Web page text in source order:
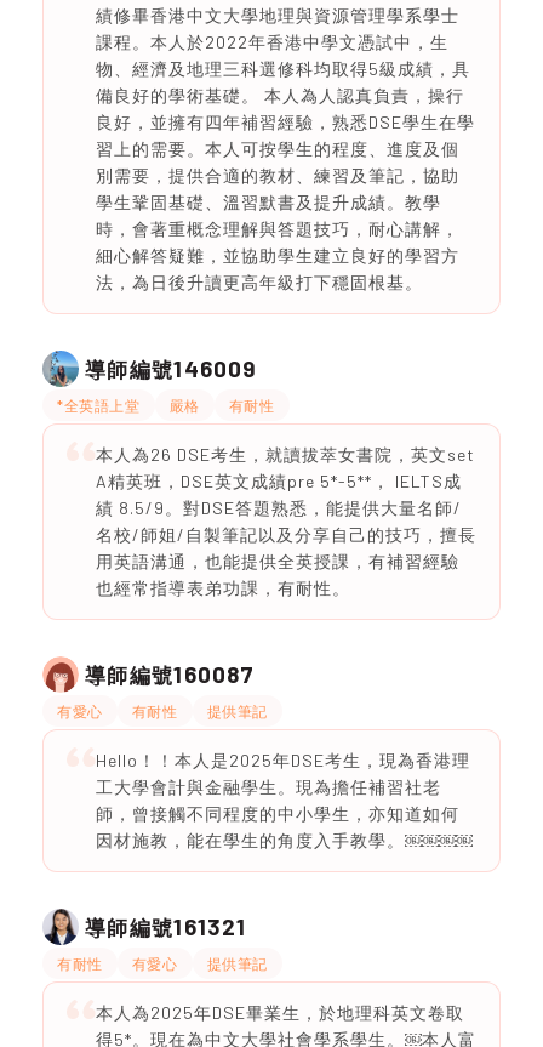
績修畢香港中文大學地理與資源管理學系學士
課程。本人於2022年香港中學文憑試中，生
物、經濟及地理三科選修科均取得5級成績，具
備良好的學術基礎。 本人為人認真負責，操行
良好，並擁有四年補習經驗，熟悉DSE學生在學
習上的需要。本人可按學生的程度、進度及個
別需要，提供合適的教材、練習及筆記，協助
學生鞏固基礎、溫習默書及提升成績。教學
時，會著重概念理解與答題技巧，耐心講解，
細心解答疑難，並協助學生建立良好的學習方
法，為日後升讀更高年級打下穩固根基。
導師編號146009
*全英語上堂 嚴格 有耐性
本人為26 DSE考生，就讀拔萃女書院，英文set
A精英班，DSE英文成績pre 5*-5**， IELTS成
績 8.5/9。對DSE答題熟悉，能提供大量名師/
名校/師姐/自製筆記以及分享自己的技巧，擅長
用英語溝通，也能提供全英授課，有補習經驗
也經常指導表弟功課，有耐性。
導師編號160087
有愛心 有耐性 提供筆記
Hello！！本人是2025年DSE考生，現為香港理
工大學會計與金融學生。現為擔任補習社老
師，曾接觸不同程度的中小學生，亦知道如何
因材施教，能在學生的角度入手教學。￼￼￼￼
導師編號161321
有耐性 有愛心 提供筆記
本人為2025年DSE畢業生，於地理科英文卷取
得5*。現在為中文大學社會學系學生。￼本人富